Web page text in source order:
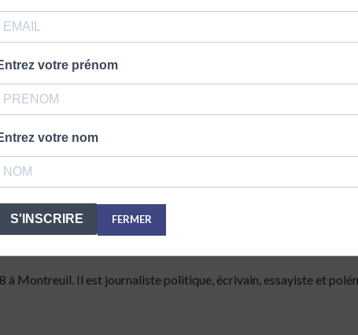
ce navigateur pour la prochaine fois où je commenterai
à Montreuil. Il est journaliste politique, écrivain, essayiste et
votre prénom
votre nom
S'INSCRIRE FERMER